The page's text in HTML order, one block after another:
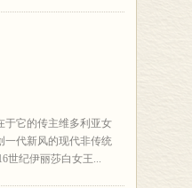
于它的传主维多利亚女
一代新风的现代非传统
世纪伊丽莎白女王...